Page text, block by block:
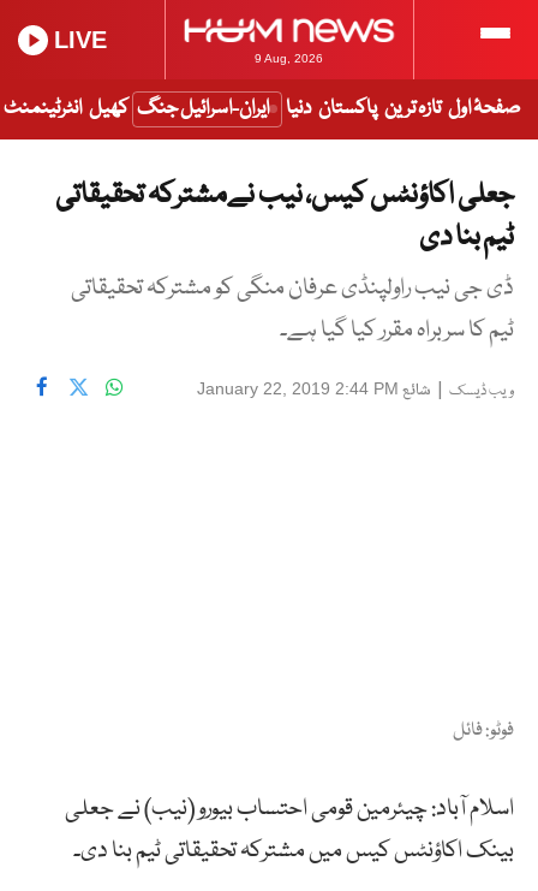
9 Aug, 2026
LIVE
صفحۂ اول تازہ ترین پاکستان دنیا ایران-اسرائیل جنگ کھیل انٹرٹینمنٹ
جعلی اکاؤنٹس کیس، نیب نےمشترکہ تحقیقاتی
ٹیم بنا دی
ڈی جی نیب راولپنڈی عرفان منگی کو مشترکہ تحقیقاتی
ٹیم کا سربراہ مقرر کیا گیا ہے۔
ویب ڈیسک | شائع January 22, 2019 2:44 PM
فوٹو: فائل
اسلام آباد: چیئرمین قومی احتساب بیورو (نیب) نے جعلی
بینک اکاؤنٹس کیس میں مشترکہ تحقیقاتی ٹیم بنا دی۔